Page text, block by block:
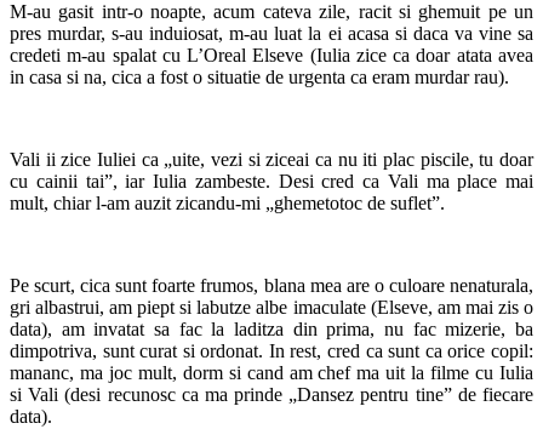
M-au gasit intr-o noapte, acum cateva zile, racit si ghemuit pe un
pres murdar, s-au induiosat, m-au luat la ei acasa si daca va vine sa
credeti m-au spalat cu L’Oreal Elseve (Iulia zice ca doar atata avea
in casa si na, cica a fost o situatie de urgenta ca eram murdar rau).
Vali ii zice Iuliei ca „uite, vezi si ziceai ca nu iti plac piscile, tu doar
cu cainii tai”, iar Iulia zambeste. Desi cred ca Vali ma place mai
mult, chiar l-am auzit zicandu-mi „ghemetotoc de suflet”.
Pe scurt, cica sunt foarte frumos, blana mea are o culoare nenaturala,
gri albastrui, am piept si labutze albe imaculate (Elseve, am mai zis o
data), am invatat sa fac la laditza din prima, nu fac mizerie, ba
dimpotriva, sunt curat si ordonat. In rest, cred ca sunt ca orice copil:
mananc, ma joc mult, dorm si cand am chef ma uit la filme cu Iulia
si Vali (desi recunosc ca ma prinde „Dansez pentru tine” de fiecare
data).